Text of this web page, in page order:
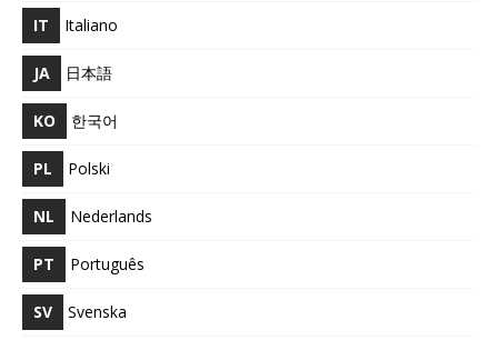
IT Italiano
JA 日本語
KO 한국어
PL Polski
NL Nederlands
PT Português
SV Svenska